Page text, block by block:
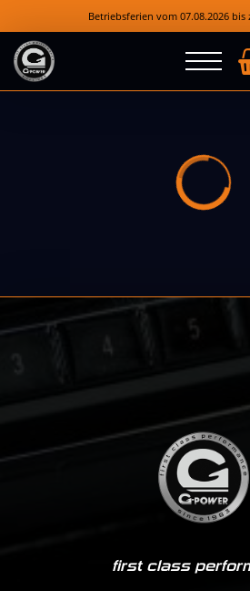
Betriebsferien vom 07.08.2026 bis
first class